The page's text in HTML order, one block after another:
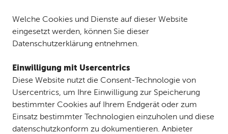
Welche Cookies und Dienste auf dieser Website
eingesetzt werden, können Sie dieser
Datenschutzerklärung entnehmen.
Einwilligung mit Usercentrics
Diese Website nutzt die Consent-Technologie von
Usercentrics, um Ihre Einwilligung zur Speicherung
bestimmter Cookies auf Ihrem Endgerät oder zum
Einsatz bestimmter Technologien einzuholen und diese
datenschutzkonform zu dokumentieren. Anbieter